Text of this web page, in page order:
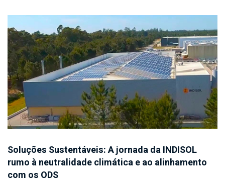
Soluções Sustentáveis: A jornada da INDISOL
rumo à neutralidade climática e ao alinhamento
com os ODS